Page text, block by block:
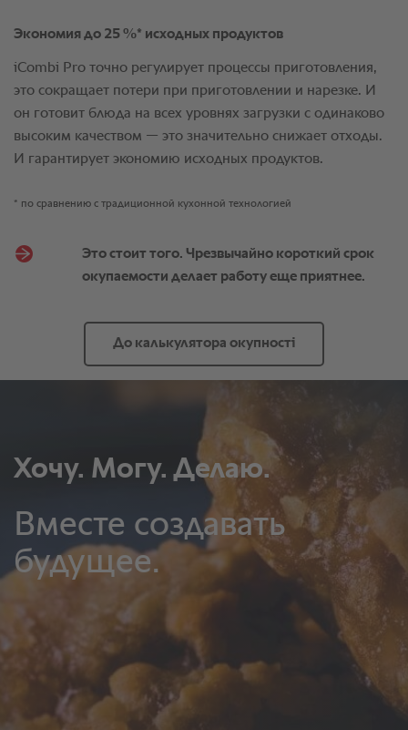
* по сравнению с традиционной кухонной технологией
Это стоит того. Чрезвычайно короткий срок
окупаемости делает работу еще приятнее.
До калькулятора окупності